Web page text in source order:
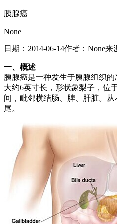
胰腺癌
None
日期： 2014-06-14作者： None来
一、概述
胰腺癌是一种发生于胰腺组织的
大约6英寸长，形状象梨子，位
间，毗邻横结肠、脾、肝脏。
尾。